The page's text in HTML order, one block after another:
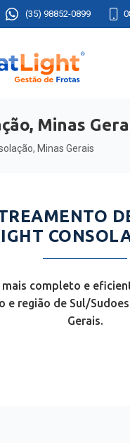
(35) 98852-0899
Minas
Minas Gerais
mais completo e
e região de Sul/
Gerais.